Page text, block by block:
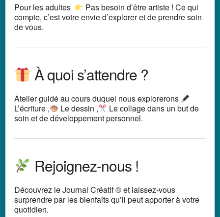
Pour les adultes
Pas besoin d’être artiste ! Ce qui
compte, c’est votre envie d’explorer et de prendre soin
de vous.
À quoi s’attendre ?
Atelier guidé au cours duquel nous explorerons
L’écriture ,
Le dessin ,
Le collage dans un but de
soin et de développement personnel.
Rejoignez-nous !
Découvrez le Journal Créatif ® et laissez-vous
surprendre par les bienfaits qu’il peut apporter à votre
quotidien.